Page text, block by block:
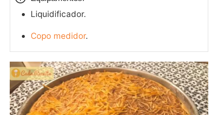
Liquidificador.
Copo medidor.